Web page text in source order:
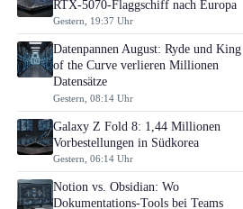
RTX-5070-Flaggschiff nach Europa
Gestern, 19:37 Uhr
Datenpannen August: Ryde und King
of the Curve verlieren Millionen
Datensätze
Gestern, 08:14 Uhr
Galaxy Z Fold 8: 1,44 Millionen
Vorbestellungen in Südkorea
Gestern, 06:14 Uhr
Notion vs. Obsidian: Wo
Dokumentations-Tools bei Teams